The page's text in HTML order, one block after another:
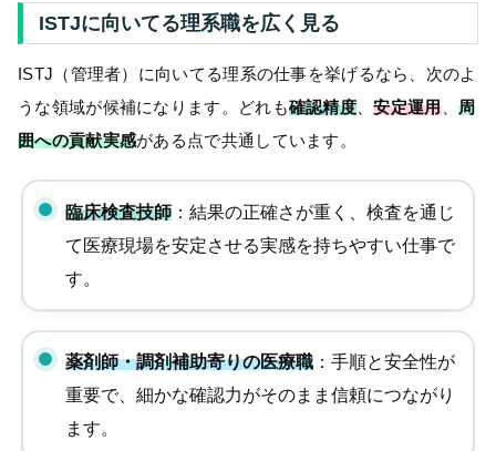
ISTJに向いてる理系職を広く見る
ISTJ（管理者）に向いてる理系の仕事を挙げるなら、次のよ
うな領域が候補になります。どれも確認精度 、安定運用、 周
囲への貢献実感がある点で共通しています。
臨床検査技師：結果の正確さが重く、検査を通じ
て医療現場を安定させる実感を持ちやすい仕事で
す。
薬剤師・調剤補助寄りの医療職：手順と安全性が
重要で、細かな確認力がそのまま信頼につながり
ます。